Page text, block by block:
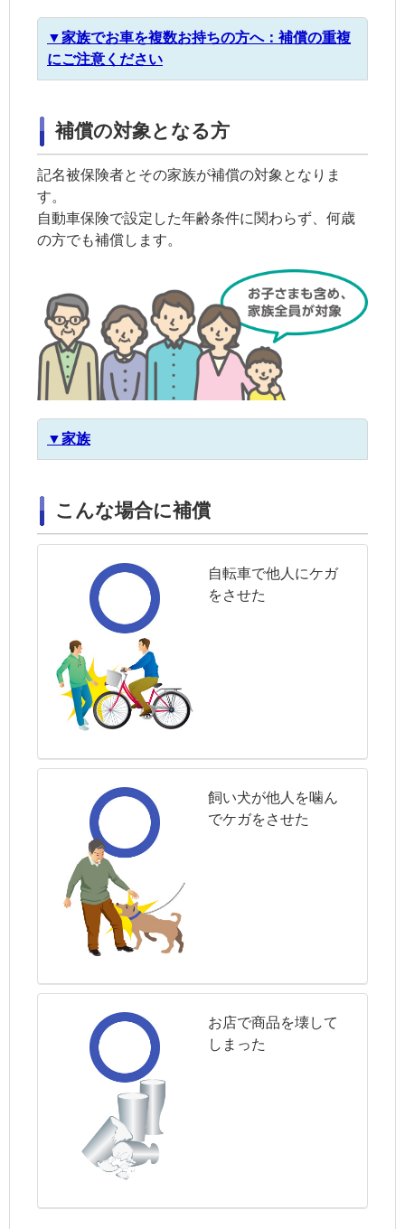
▼家族でお車を複数お持ちの方へ：補償の重複
にご注意ください
補償の対象となる方
記名被保険者とその家族が補償の対象となりま
す。
自動車保険で設定した年齢条件に関わらず、何歳
の方でも補償します。
▼家族
こんな場合に補償
自転車で他人にケガ
をさせた
飼い犬が他人を噛ん
でケガをさせた
お店で商品を壊して
しまった